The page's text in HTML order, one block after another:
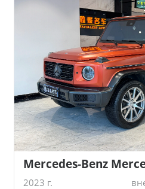
Mercedes-Benz
2023 г.